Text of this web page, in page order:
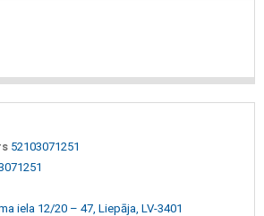
52103071251
iela 12/20 – 47, Liepāja, LV-3401